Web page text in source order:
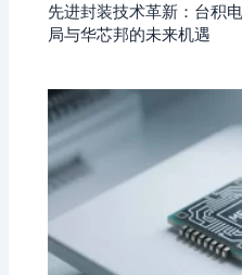
先进封装技术革新：台积
局与华芯邦的未来机遇